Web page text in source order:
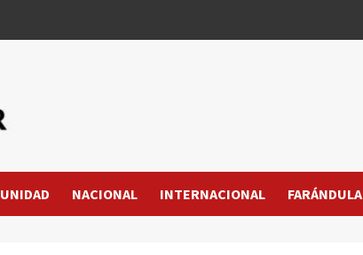
NACIONAL INTERNACIONAL FARÁNDULA